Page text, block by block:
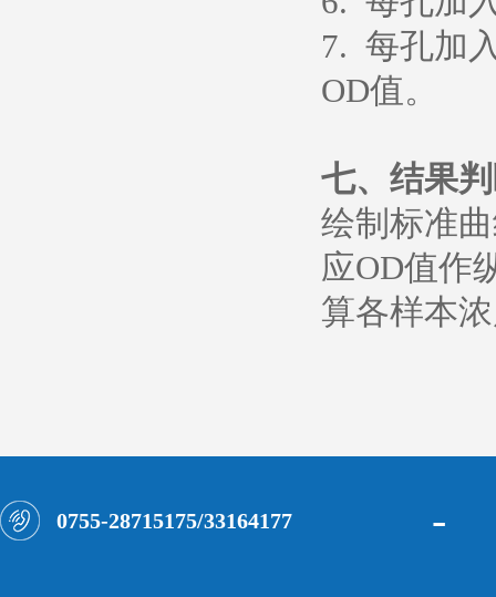
7. 每孔加
OD值。
七、 结果
绘制标准
应OD值作
算各样本
0755-28715175/33164177 -